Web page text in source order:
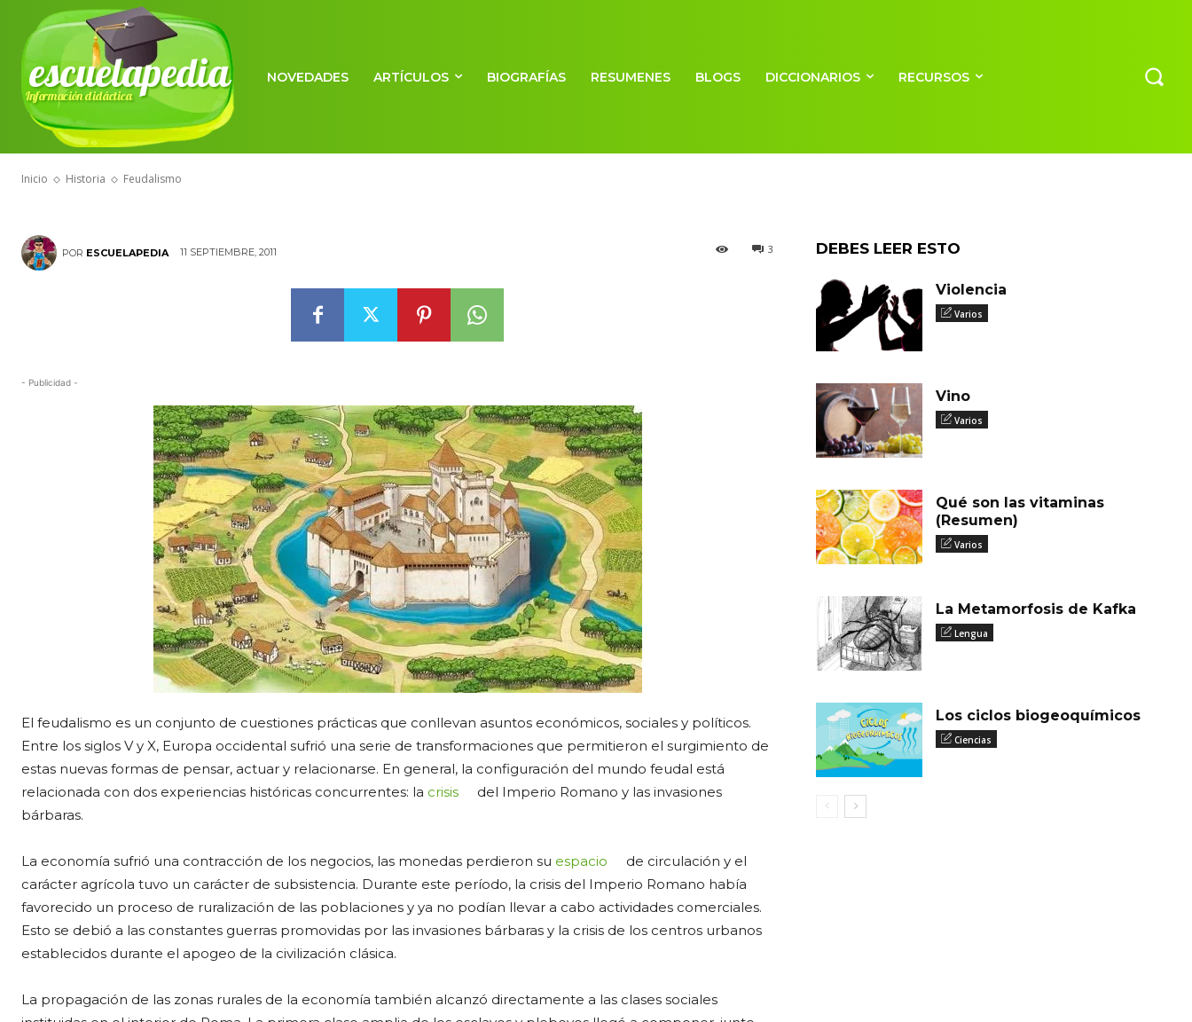
escuelapedia
Información didáctica
NOVEDADES ARTÍCULOS BIOGRAFÍAS RESUMENES BLOGS DICCIONARIOS RECURSOS
Inicio Historia Feudalismo
HISTORIA
Feudalismo
POR ESCUELAPEDIA 11 SEPTIEMBRE, 2011 3
- Publicidad -
El feudalismo es un conjunto de cuestiones prácticas que conllevan asuntos económicos, sociales y políticos.
Entre los siglos V y X, Europa occidental sufrió una serie de transformaciones que permitieron el surgimiento de
estas nuevas formas de pensar, actuar y relacionarse. En general, la configuración del mundo feudal está
relacionada con dos experiencias históricas concurrentes: la crisis
del Imperio Romano y las invasiones
bárbaras.
La economía sufrió una contracción de los negocios, las monedas perdieron su espacio
de circulación y el
carácter agrícola tuvo un carácter de subsistencia. Durante este período, la crisis del Imperio Romano había
favorecido un proceso de ruralización de las poblaciones y ya no podían llevar a cabo actividades comerciales.
Esto se debió a las constantes guerras promovidas por las invasiones bárbaras y la crisis de los centros urbanos
establecidos durante el apogeo de la civilización clásica.
La propagación de las zonas rurales de la economía también alcanzó directamente a las clases sociales
DEBES LEER ESTO
Violencia
Varios
Vino
Varios
Qué son las vitaminas
(Resumen)
Varios
La Metamorfosis de Kafka
Lengua
Los ciclos biogeoquímicos
Ciencias